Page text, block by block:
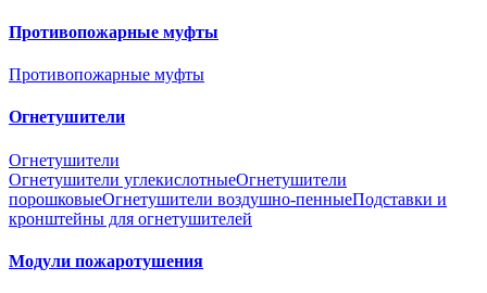
Противопожарные муфты
Противопожарные муфты
Огнетушители
Огнетушители
Огнетушители углекислотныеОгнетушители
порошковыеОгнетушители воздушно-пенныеПодставки и
кронштейны для огнетушителей
Модули пожаротушения